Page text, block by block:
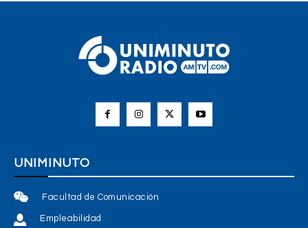
UNIMINUTO
Facultad de Comunicación
Empleabilidad